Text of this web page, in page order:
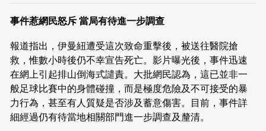
事件惹網民怒斥 當局有待進一步調查
報道指出，伊曼紐遭受這次致命重擊後，被送往醫院搶
救，惟數小時後仍不幸宣告死亡。影片曝光後，事件迅速
在網上引起排山倒海式譴責。大批網民認為，這已並非一
般足球比賽中的身體碰撞，而是極度危險及不可接受的暴
力行為，甚至有人質疑是否涉及蓄意傷害。目前，事件詳
細經過仍有待當地相關部門進一步調查及釐清。